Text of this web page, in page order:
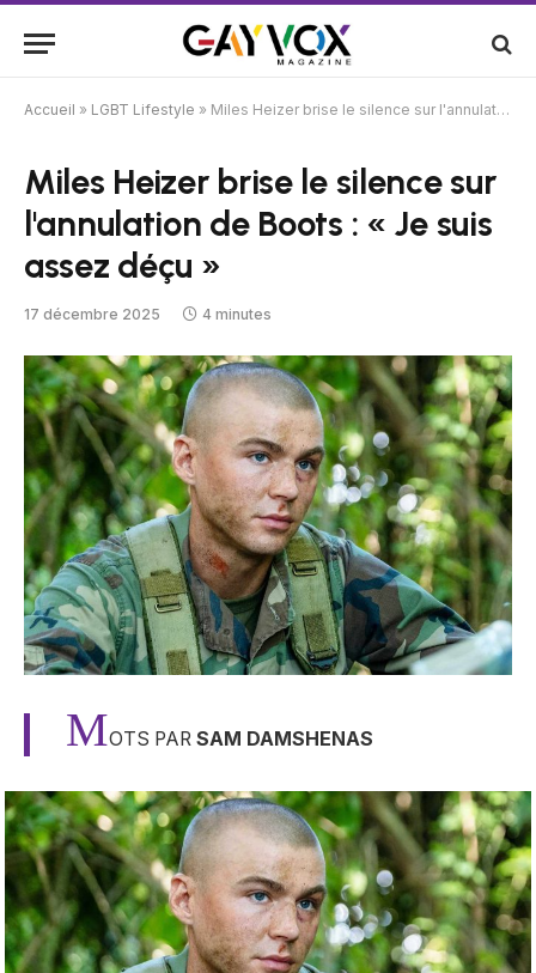
Accueil » LGBT Lifestyle » Miles Heizer brise le silence sur l'annulation de Boots : « Je suis assez déçu »
Miles Heizer brise le silence sur
l'annulation de Boots : « Je suis
assez déçu »
17 décembre 2025 4 minutes
MOTS PAR SAM DAMSHENAS